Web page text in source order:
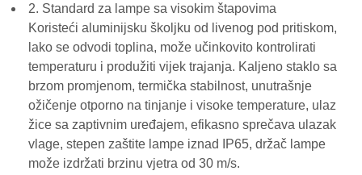
2. Standard za lampe sa visokim štapovima
Koristeći aluminijsku školjku od livenog pod pritiskom,
lako se odvodi toplina, može učinkovito kontrolirati
temperaturu i produžiti vijek trajanja. Kaljeno staklo sa
brzom promjenom, termička stabilnost, unutrašnje
ožičenje otporno na tinjanje i visoke temperature, ulaz
žice sa zaptivnim uređajem, efikasno sprečava ulazak
vlage, stepen zaštite lampe iznad IP65, držač lampe
može izdržati brzinu vjetra od 30 m/s.